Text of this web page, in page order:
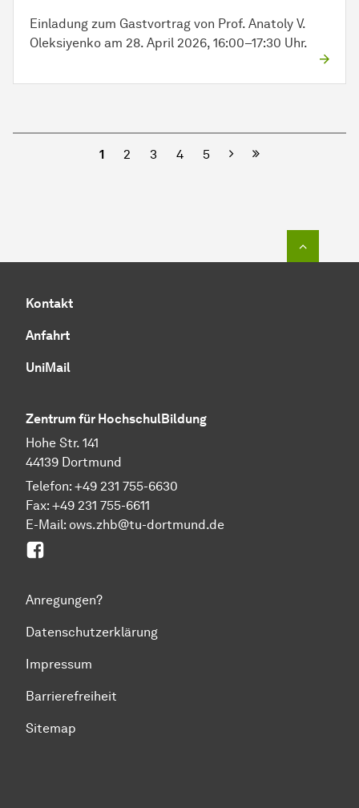
Einladung zum Gastvortrag von Prof. Anatoly V.
Oleksiyenko am 28. April 2026, 16:00–17:30 Uhr.
1 2 3 4 5 Nächste
Kontakt
Anfahrt
UniMail
Zentrum für HochschulBildung
Hohe Str. 141
44139 Dortmund
Telefon: +49 231 755-6630
Fax: +49 231 755-6611
E-Mail: ows.zhb@tu-dortmund.de
Anregungen?
Datenschutzerklärung
Impressum
Barrierefreiheit
Sitemap